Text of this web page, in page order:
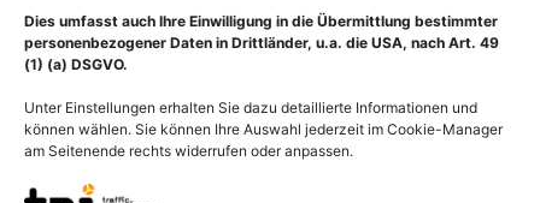
Dies umfasst auch Ihre Einwilligung in die Übermittlung bestimmter
personenbezogener Daten in Drittländer, u.a. die USA, nach Art. 49
(1) (a) DSGVO.
Unter Einstellungen erhalten Sie dazu detaillierte Informationen und
können wählen. Sie können Ihre Auswahl jederzeit im Cookie-Manager
am Seitenende rechts widerrufen oder anpassen.